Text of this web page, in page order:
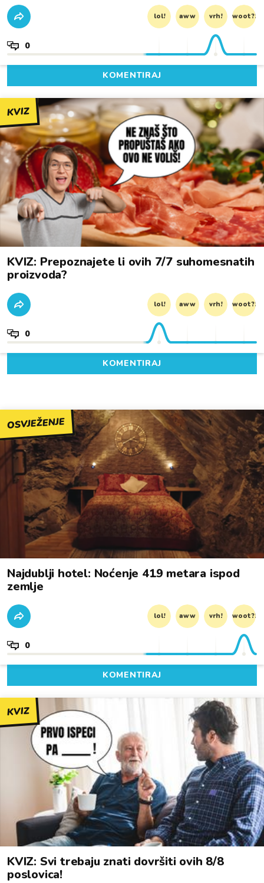
lol! aww vrh! woot?!
0
KOMENTIRAJ
KVIZ
KVIZ: Prepoznajete li ovih 7/7 suhomesnatih
proizvoda?
lol! aww vrh! woot?!
0
KOMENTIRAJ
OSVJEŽENJE
Najdublji hotel: Noćenje 419 metara ispod
zemlje
lol! aww vrh! woot?!
0
KOMENTIRAJ
KVIZ
KVIZ: Svi trebaju znati dovršiti ovih 8/8
poslovica!